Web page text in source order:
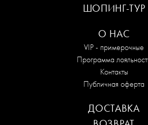
О НАС
VIP - примерочные
Программа
Контакты
Публичная оферта
ШОПИНГ-ТУР
ДОСТАВКА